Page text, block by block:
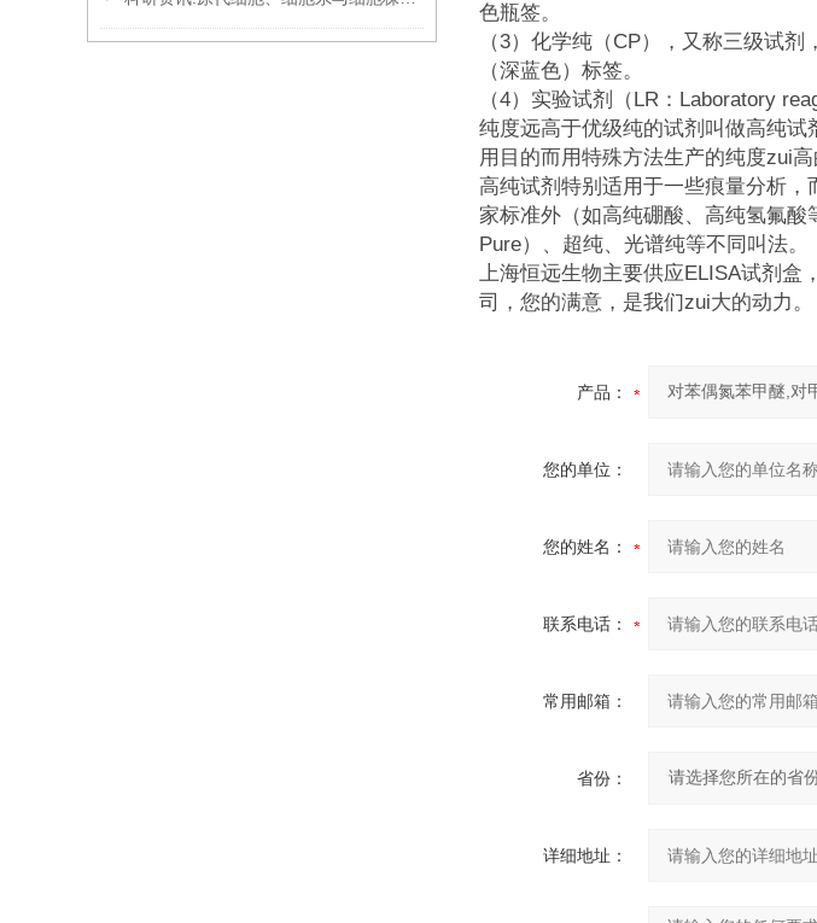
色瓶签。
（3）化学纯（CP），又称三级试
（深蓝色）标签。
（4）实验试剂（LR：Laboratory
纯度远高于优级纯的试剂叫做高纯
用目的而用特殊方法生产的纯度zui
高纯试剂特别适用于一些痕量分析
家标准外（如高纯硼酸、高纯氢氟
Pure）、超纯、光谱纯等不同叫法。
上海恒远生物主要供应ELISA试剂盒
司，您的满意，是我们zui大的动力。
产品：
您的单位：
您的姓名：
联系电话：
常用邮箱：
省份：
详细地址：